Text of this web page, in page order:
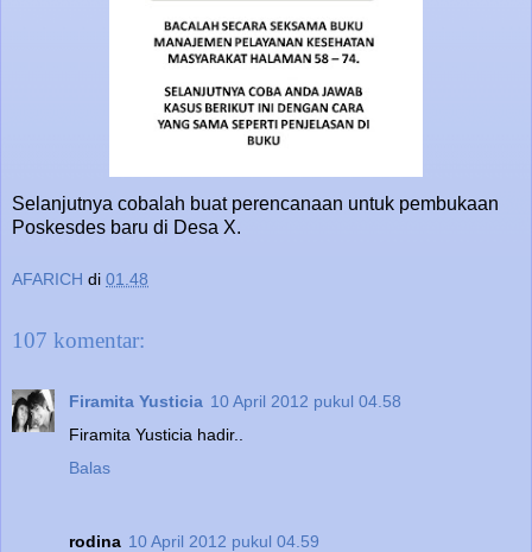
Selanjutnya cobalah buat perencanaan untuk pembukaan
Poskesdes baru di Desa X.
AFARICH di 01.48
107 komentar:
Firamita Yusticia 10 April 2012 pukul 04.58
Firamita Yusticia hadir..
Balas
rodina 10 April 2012 pukul 04.59